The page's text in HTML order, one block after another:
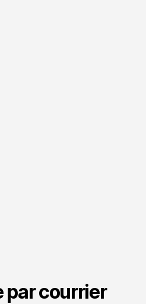
par courrier